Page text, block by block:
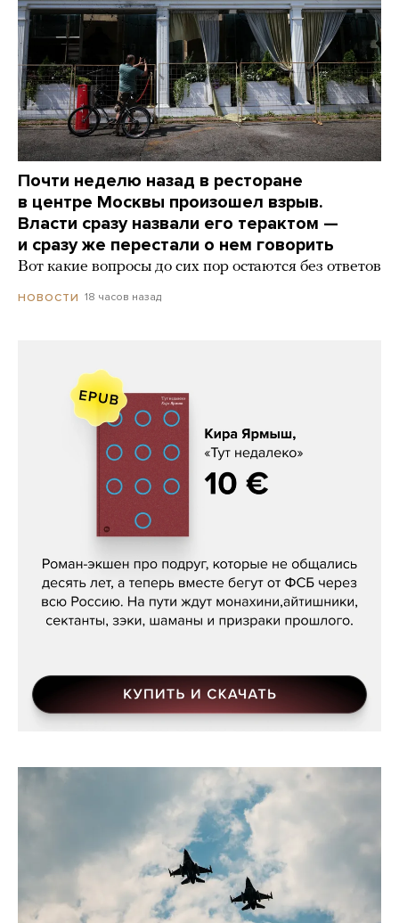
Почти неделю назад в ресторане
в центре Москвы произошел взрыв.
Власти сразу назвали его терактом —
и сразу же перестали о нем говорить
Вот какие вопросы до сих пор остаются без ответов
НОВОСТИ 18 часов назад
Кира Ярмыш, «Тут недалеко»